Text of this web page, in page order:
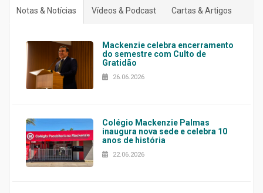
Notas & Notícias Vídeos & Podcast Cartas & Artigos
Mackenzie celebra encerramento
do semestre com Culto de
Gratidão
26.06.2026
Colégio Mackenzie Palmas
inaugura nova sede e celebra 10
anos de história
22.06.2026